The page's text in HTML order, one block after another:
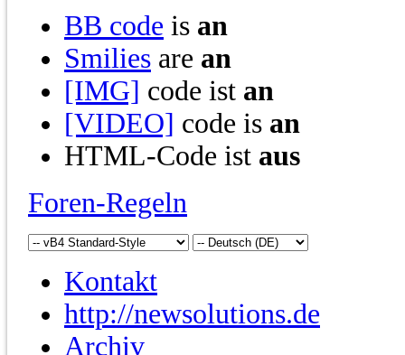
BB code is an
Smilies are an
[IMG] code ist an
[VIDEO] code is an
HTML-Code ist aus
Foren-Regeln
Kontakt
http://newsolutions.de
Archiv